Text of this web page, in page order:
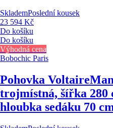
SklademPoslední kousek
23 594 Kč
Do košíku
Do košíku
Výhodná cena
Bobochic Paris
Pohovka Voltaire
trojmístná, šířka 280
hloubka sedáku 70